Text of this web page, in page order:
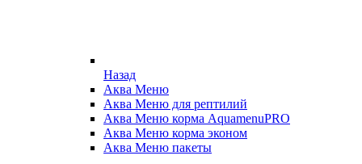
Назад
Аква Меню
Аква Меню для рептилий
Аква Меню корма AquamenuPRO
Аква Меню корма эконом
Аква Меню пакеты